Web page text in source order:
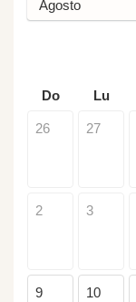
Do Lu
26 27
2 3
9 10